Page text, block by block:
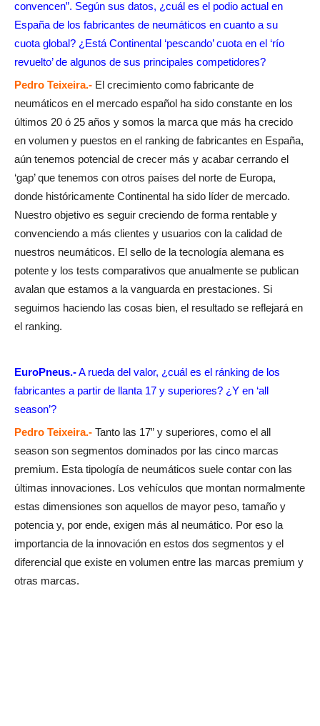
convencen”. Según sus datos, ¿cuál es el podio actual en
España de los fabricantes de neumáticos en cuanto a su
cuota global? ¿Está Continental ‘pescando’ cuota en el ‘río
revuelto’ de algunos de sus principales competidores?
Pedro Teixeira.- El crecimiento como fabricante de
neumáticos en el mercado español ha sido constante en los
últimos 20 ó 25 años y somos la marca que más ha crecido
en volumen y puestos en el ranking de fabricantes en España,
aún tenemos potencial de crecer más y acabar cerrando el
‘gap’ que tenemos con otros países del norte de Europa,
donde históricamente Continental ha sido líder de mercado.
Nuestro objetivo es seguir creciendo de forma rentable y
convenciendo a más clientes y usuarios con la calidad de
nuestros neumáticos. El sello de la tecnología alemana es
potente y los tests comparativos que anualmente se publican
avalan que estamos a la vanguarda en prestaciones. Si
seguimos haciendo las cosas bien, el resultado se reflejará en
el ranking.
EuroPneus.-A rueda del valor, ¿cuál es el ránking de los
fabricantes a partir de llanta 17 y superiores? ¿Y en ‘all
season’?
Pedro Teixeira.- Tanto las 17” y superiores, como el all
season son segmentos dominados por las cinco marcas
premium. Esta tipología de neumáticos suele contar con las
últimas innovaciones. Los vehículos que montan normalmente
estas dimensiones son aquellos de mayor peso, tamaño y
potencia y, por ende, exigen más al neumático. Por eso la
importancia de la innovación en estos dos segmentos y el
diferencial que existe en volumen entre las marcas premium y
otras marcas.